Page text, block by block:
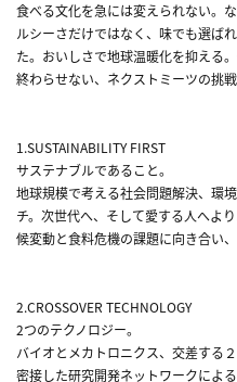
食べる文化を急には変えられない。
ルシーさだけではなく、味でも選ば
た。おいしさで地球温暖化を抑える
終わらせない、ネクストミーツの挑戦
1.SUSTAINABILITY FIRST
サステナブルであること。
地球規模で考える社会問題解決、環
チ。次世代へ、そして愛する人へよ
候変動と食料危機の課題に向き合い
2.CROSSOVER TECHNOLOGY
2つのテクノロジー。
バイオとメカトロニクス、交差する
密接した研究開発ネットワークによ